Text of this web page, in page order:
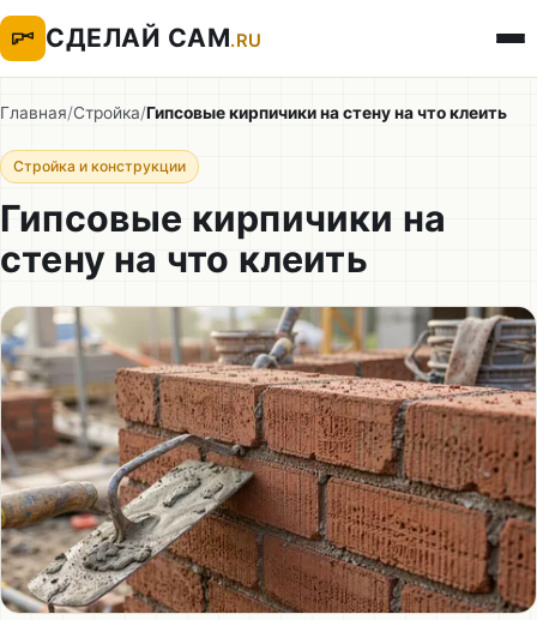
СДЕЛАЙ САМ.RU
Главная/Стройка/Гипсовые кирпичики на стену на что клеить
Стройка и конструкции
Гипсовые кирпичики на
стену на что клеить